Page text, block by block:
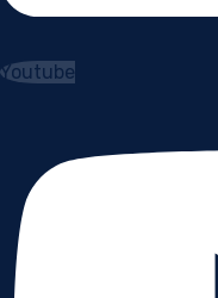
Youtube